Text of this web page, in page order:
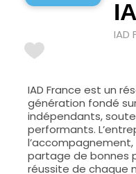
IAD
IAD France est un
génération fondé
indépendants,
performants.
partage de bonnes
réussite de chaque